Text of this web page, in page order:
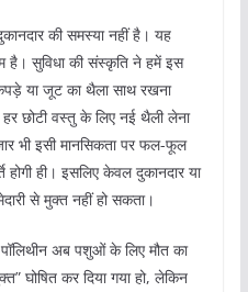
की समस्या नहीं है। यह
है। सुविधा की संस्कृति ने हमें इस
या जूट का थैला साथ रखना
छोटी वस्तु के लिए नई थैली लेना
भी इसी मानसिकता पर फल-फूल
होगी ही। इसलिए केवल दुकानदार या
से मुक्त नहीं हो सकता।
अब पशुओं के लिए मौत का
घोषित कर दिया गया हो, लेकिन